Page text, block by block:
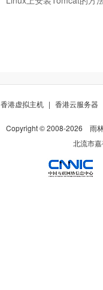
香港虚拟主机 | 香港云服务器
Copyright © 2008-2026
雨
北流市